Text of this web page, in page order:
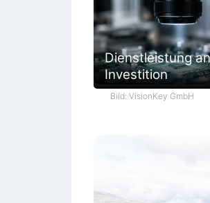
Dienstleistung
Investition
Bild: VisionKey GmbH